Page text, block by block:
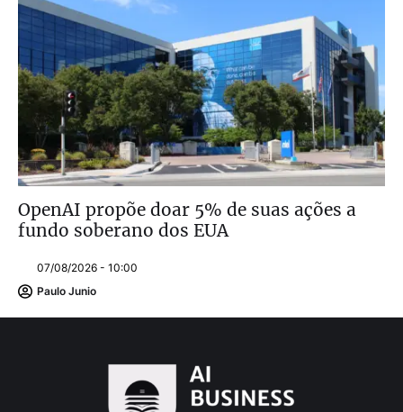
OpenAI propõe doar 5% de suas ações a
fundo soberano dos EUA
07/08/2026 - 10:00
Paulo Junio